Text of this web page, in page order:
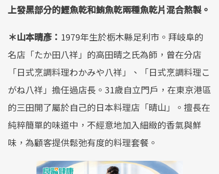
上發黑部分的鰹魚乾和鮪魚乾兩種魚乾片混合熬製。
＊山本晴彥： 1979年生於栃木縣足利市。拜岐阜的
名店「たか田八祥」的高田晴之氏為師，曾在分店
「日式烹調料理わかみや八祥」、「日式烹調料理こ
がね八祥」擔任過店長。31歲自立門戶，在東京港區
的三田開了屬於自己的日本料理店「晴山」。擅長在
純粹簡單的味道中，不經意地加入細緻的香氣與鮮
味，為顧客提供鬆弛有度的料理套餐。